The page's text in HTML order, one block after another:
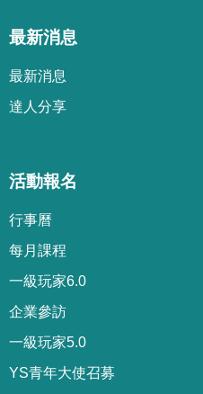
最新消息
最新消息
達人分享
活動報名
行事曆
每月課程
一級玩家6.0
企業參訪
一級玩家5.0
YS青年大使召募